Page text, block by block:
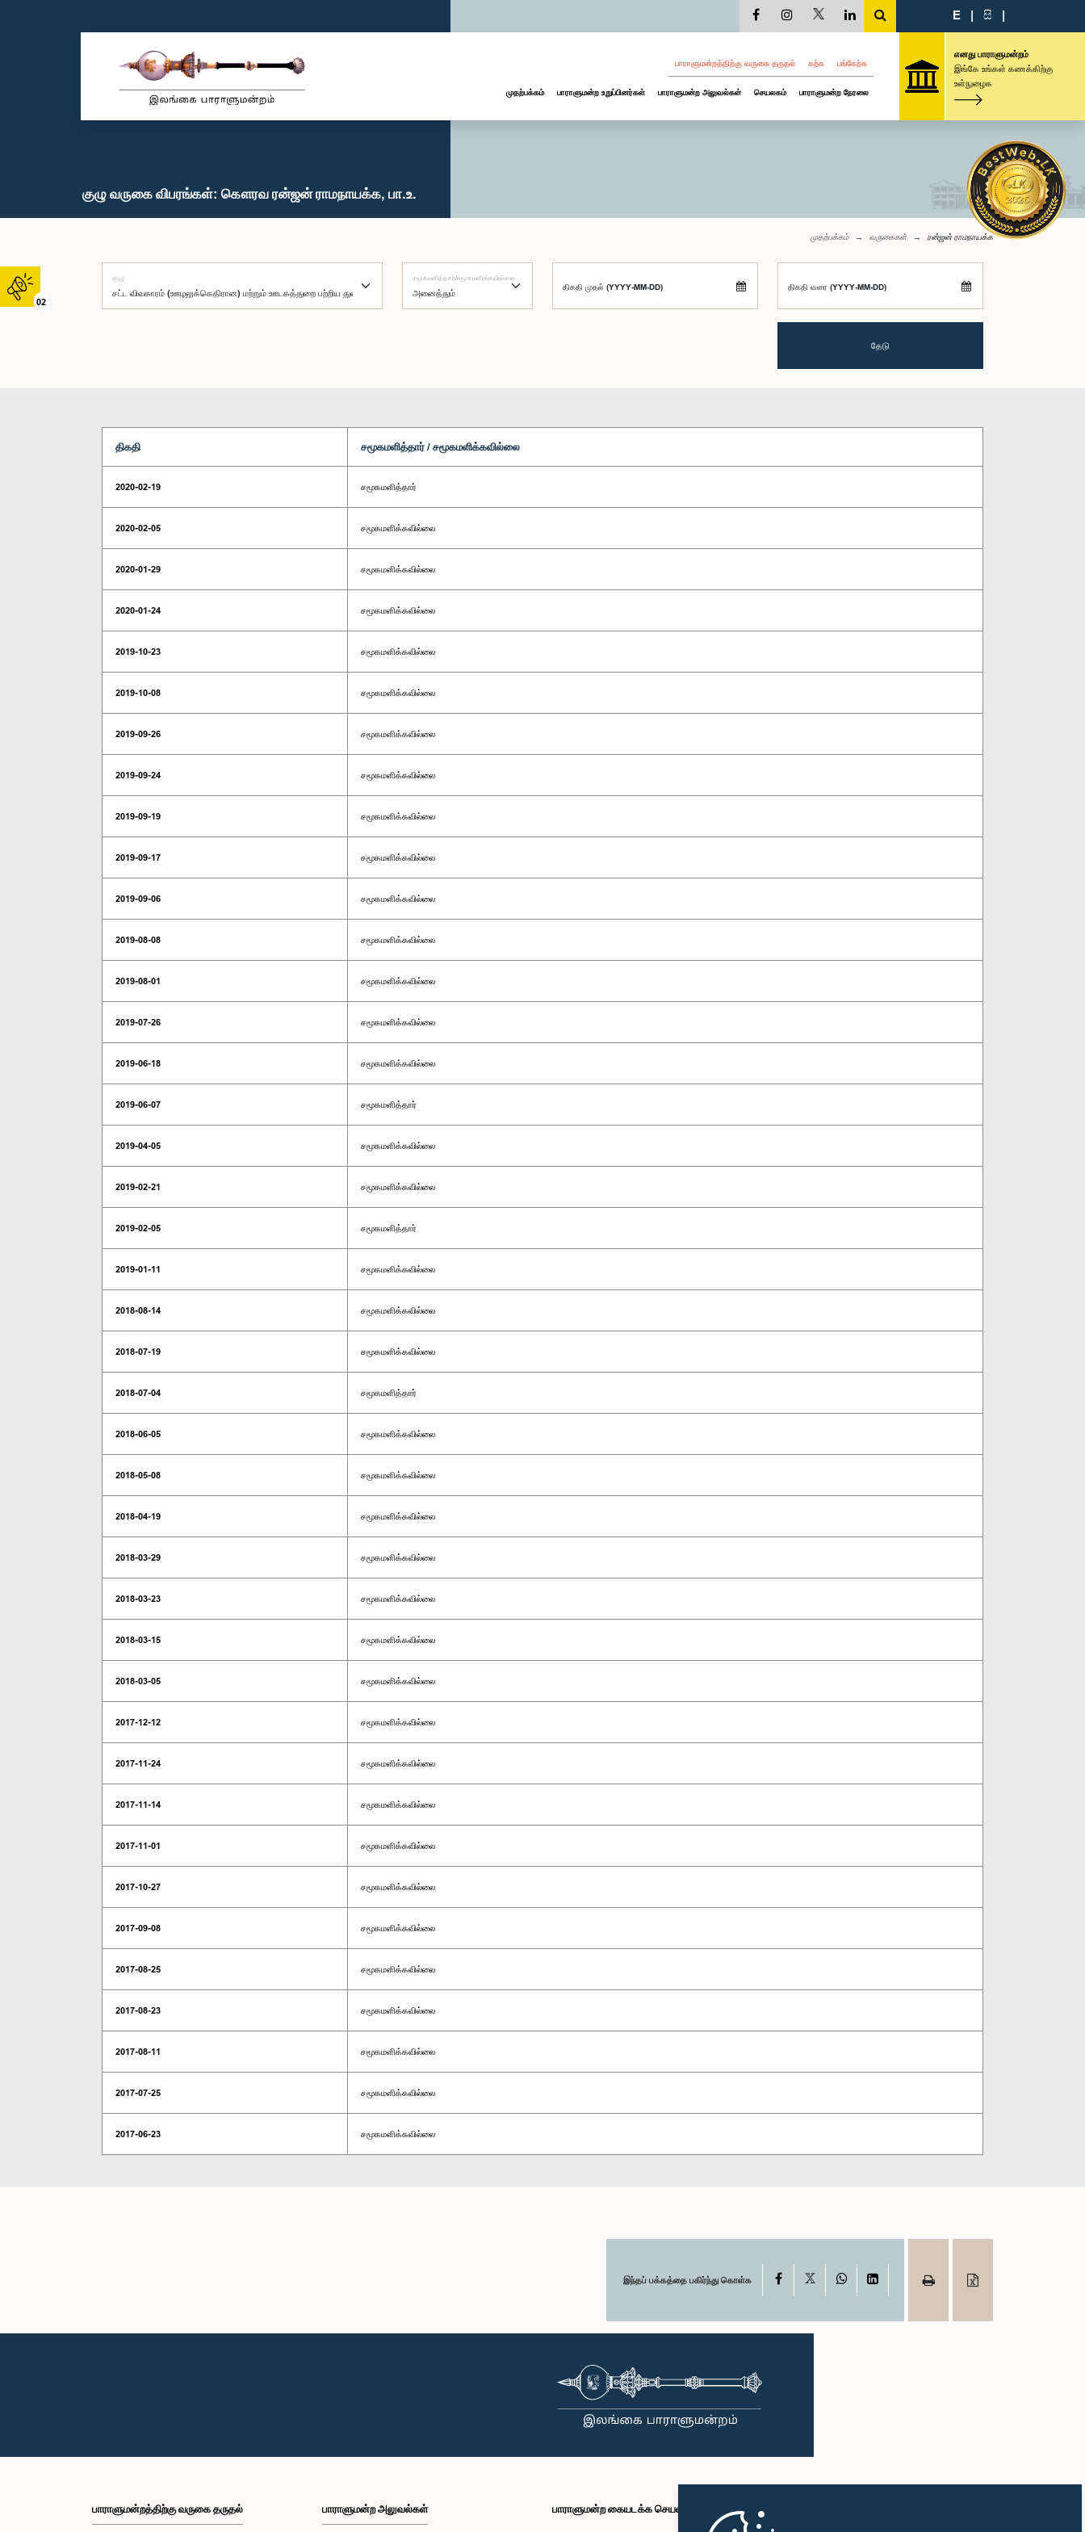
02
E | සි |
பாராளுமன்றத்திற்கு வருகை தருதல் கற்க பங்கேற்க
முதற்பக்கம் பாராளுமன்ற உறுப்பினர்கள் பாராளுமன்ற அலுவல்கள் செயலகம் பாராளுமன்ற நேரலை
எனது பாராளுமன்றம்
இங்கே உங்கள் கணக்கிற்கு
உள்நுழைக
குழு வருகை விபரங்கள்: கௌரவ ரன்ஜன் ராமநாயக்க, பா.உ.
முதற்பக்கம் வருகைகள் ரன்ஜன் ராமநாயக்க
குழு சமூகமளித்தார்/சமூகமளிக்கவில்லை
திகதி முதல் (YYYY-MM-DD) திகதி வரை (YYYY-MM-DD)
தேடு
திகதி சமூகமளித்தார் / சமூகமளிக்கவில்லை
2020-02-19 சமூகமளித்தார்
2020-02-05 சமூகமளிக்கவில்லை
2020-01-29 சமூகமளிக்கவில்லை
2020-01-24 சமூகமளிக்கவில்லை
2019-10-23 சமூகமளிக்கவில்லை
2019-10-08 சமூகமளிக்கவில்லை
2019-09-26 சமூகமளிக்கவில்லை
2019-09-24 சமூகமளிக்கவில்லை
2019-09-19 சமூகமளிக்கவில்லை
2019-09-17 சமூகமளிக்கவில்லை
2019-09-06 சமூகமளிக்கவில்லை
2019-08-08 சமூகமளிக்கவில்லை
2019-08-01 சமூகமளிக்கவில்லை
2019-07-26 சமூகமளிக்கவில்லை
2019-06-18 சமூகமளிக்கவில்லை
2019-06-07 சமூகமளித்தார்
2019-04-05 சமூகமளிக்கவில்லை
2019-02-21 சமூகமளிக்கவில்லை
2019-02-05 சமூகமளித்தார்
2019-01-11 சமூகமளிக்கவில்லை
2018-08-14 சமூகமளிக்கவில்லை
2018-07-19 சமூகமளிக்கவில்லை
2018-07-04 சமூகமளித்தார்
2018-06-05 சமூகமளிக்கவில்லை
2018-05-08 சமூகமளிக்கவில்லை
2018-04-19 சமூகமளிக்கவில்லை
2018-03-29 சமூகமளிக்கவில்லை
2018-03-23 சமூகமளிக்கவில்லை
2018-03-15 சமூகமளிக்கவில்லை
2018-03-05 சமூகமளிக்கவில்லை
2017-12-12 சமூகமளிக்கவில்லை
2017-11-24 சமூகமளிக்கவில்லை
2017-11-14 சமூகமளிக்கவில்லை
2017-11-01 சமூகமளிக்கவில்லை
2017-10-27 சமூகமளிக்கவில்லை
2017-09-08 சமூகமளிக்கவில்லை
2017-08-25 சமூகமளிக்கவில்லை
2017-08-23 சமூகமளிக்கவில்லை
2017-08-11 சமூகமளிக்கவில்லை
2017-07-25 சமூகமளிக்கவில்லை
2017-06-23 சமூகமளிக்கவில்லை
இந்தப் பக்கத்தை பகிர்ந்து கொள்க Facebook WhatsAppLinkedIn
பாராளுமன்றத்திற்கு வருகை தருதல் பாராளுமன்ற அலுவல்கள் பாராளுமன்ற கையடக்க செயலி